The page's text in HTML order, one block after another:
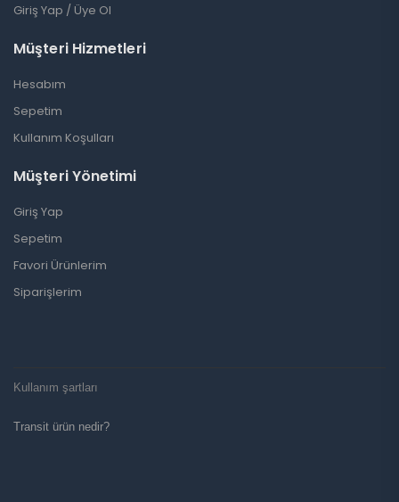
Giriş Yap / Üye Ol
Müşteri Hizmetleri
Hesabım
Sepetim
Kullanım Koşulları
Müşteri Yönetimi
Giriş Yap
Sepetim
Favori Ürünlerim
Siparişlerim
Kullanım şartları
Transit ürün nedir?